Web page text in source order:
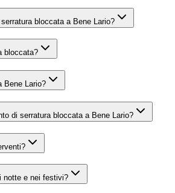
bloccata a Bene Lario?
bloccata?
Bene Lario?
di serratura bloccata a Bene Lario?
notte e nei festivi?